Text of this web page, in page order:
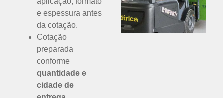
e espessura antes
da cotação.
Cotação
preparada
conforme
quantidade e
cidade de